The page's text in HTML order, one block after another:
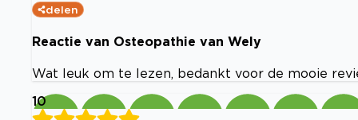
delen
Reactie van Osteopathie van Wely
Wat leuk om te lezen, bedankt voor de mooie
10